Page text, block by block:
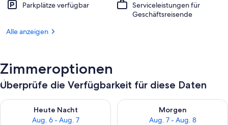
Parkplätze verfügbar
Serviceleistungen für
Geschäftsreisende
Alle anzeigen
Zimmeroptionen
Überprüfe die Verfügbarkeit für diese Daten
Heute Nacht
Aug. 6 - Aug. 7
Überprüfe die Verfügbarkeit für heute Nacht, Aug. 6 - Aug. 7.
Morgen
Aug. 7 - Aug. 8
Überprüfe die Verfügbarkeit